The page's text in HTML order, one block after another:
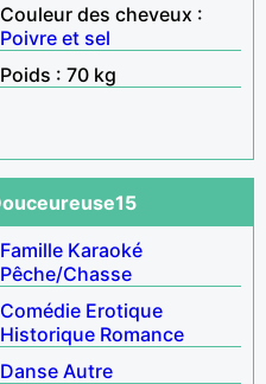
Couleur des cheveux :
Poivre et sel
Poids : 70 kg
Famille Karaoké
Pêche/Chasse
Comédie Erotique
Historique Romance
Danse Autre